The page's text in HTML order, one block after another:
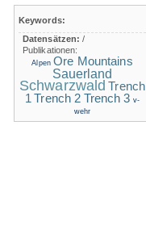
Keywords:
Datensätzen:/
Publikationen:
Alpen Ore Mountains
Sauerland
Schwarzwald Trench
1 Trench 2 Trench 3 v-
wehr